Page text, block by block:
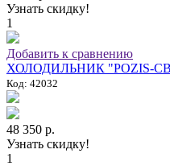
Узнать скидку!
1
Добавить к сравнению
ХОЛОДИЛЬНИК "POZIS-
Код: 42032
48 350 р.
Узнать скидку!
1